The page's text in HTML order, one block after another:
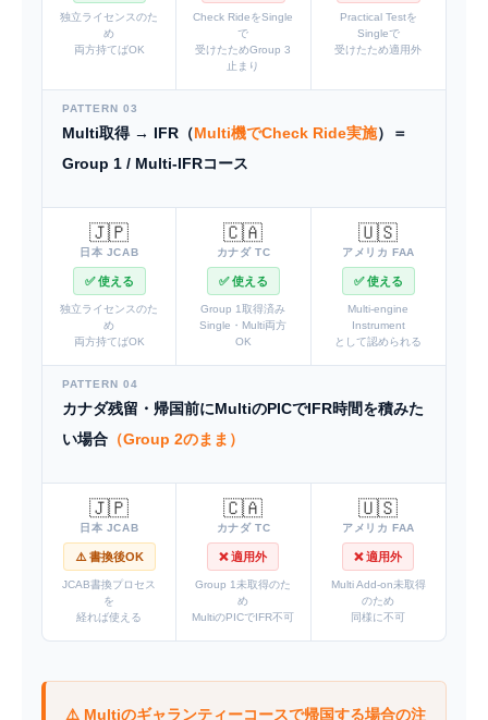
独立ライセンスのた
め
両方持てばOK
Check RideをSingle
で
受けたためGroup 3
止まり
Practical Testを
Singleで
受けたため適用外
PATTERN 03
Multi取得 → IFR（Multi機でCheck Ride実施）＝
Group 1 / Multi-IFRコース
🇯🇵
日本 JCAB
✅ 使える
独立ライセンスのた
め
両方持てばOK
🇨🇦
カナダ TC
✅ 使える
Group 1取得済み
Single・Multi両方
OK
🇺🇸
アメリカ FAA
✅ 使える
Multi-engine
Instrument
として認められる
PATTERN 04
カナダ残留・帰国前にMultiのPICでIFR時間を積みた
い場合（Group 2のまま）
🇯🇵
日本 JCAB
⚠️ 書換後OK
JCAB書換プロセス
を
経れば使える
🇨🇦
カナダ TC
❌ 適用外
Group 1未取得のた
め
MultiのPICでIFR不可
🇺🇸
アメリカ FAA
❌ 適用外
Multi Add-on未取得
のため
同様に不可
⚠️ Multiのギャランティーコースで帰国する場合の注